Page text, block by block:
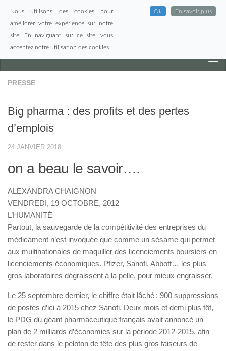
Skip to content
PRESSE
Big pharma : des profits et des pertes
d’emplois
24 JANVIER 2018
on a beau le savoir….
ALEXANDRA CHAIGNON
VENDREDI, 19 OCTOBRE, 2012
L’HUMANITÉ
Partout, la sauvegarde de la compétitivité des entreprises du
médicament n’est invoquée que comme un sésame qui permet
aux multinationales de maquiller des licenciements boursiers en
licenciements économiques. Pfizer, Sanofi, Abbott… les plus
gros laboratoires dégraissent à la pelle, pour mieux engraisser.
Le 25 septembre dernier, le chiffre était lâché : 900 suppressions
de postes d’ici à 2015 chez Sanofi. Deux mois et demi plus tôt,
le PDG du géant pharmaceutique français avait annoncé un
plan de 2 milliards d’économies sur la période 2012-2015, afin
de rester dans le peloton de tête des plus gros faiseurs de
Nous utilisons des cookies pour
améliorer votre expérience sur notre
site. En naviguant sur ce site, vous
acceptez notre utilisation des cookies.
Ok En savoir plus